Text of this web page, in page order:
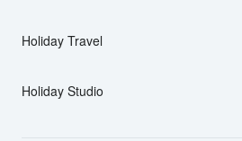
Holiday Travel
Holiday Studio